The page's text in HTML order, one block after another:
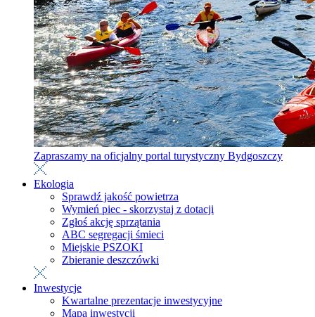
Zapraszamy na oficjalny portal turystyczny Bydgoszczy
Ekologia
Sprawdź jakość powietrza
Wymień piec - skorzystaj z dotacji
Zgłoś akcję sprzątania
ABC segregacji śmieci
Miejskie PSZOKI
Zbieranie deszczówki
Inwestycje
Kwartalne prezentacje inwestycyjne
Mapa inwestycji